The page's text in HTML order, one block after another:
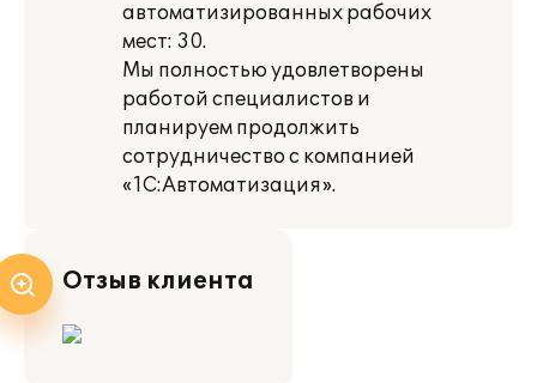
автоматизированных рабочих
мест: 30.
Мы полностью удовлетворены
работой специалистов и
планируем продолжить
сотрудничество с компанией
«1С:Автоматизация».
Отзыв клиента